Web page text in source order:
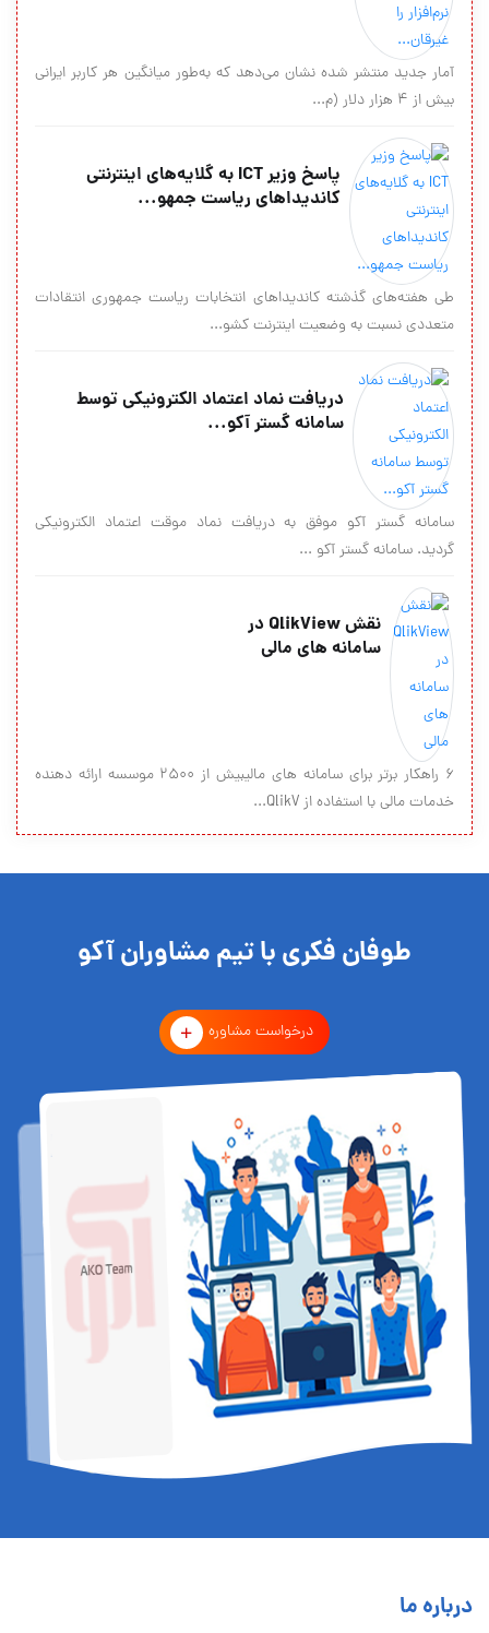
آمار جدید منتشر شده نشان می‌دهد که به‌طور میانگین هر کاربر ایرانی
بیش از ۴ هزار دلار (م...
پاسخ وزیر ICT به گلایه‌های اینترنتی
کاندیداهای ریاست جمهو...
طی هفته‌های گذشته کاندیداهای انتخابات ریاست جمهوری انتقادات
متعددی نسبت به وضعیت اینترنت کشو...
دريافت نماد اعتماد الكترونيكی توسط
سامانه گستر آکو...
سامانه گستر آکو موفق به دريافت نماد موقت اعتماد الكترونيكي
گرديد. سامانه گستر آکو ...
نقش QlikView در
سامانه های مالی
۶ راهکار برتر برای سامانه های مالیبیش از ۲۵۰۰ موسسه ارائه دهنده
خدمات مالی با استفاده از QlikV...
طوفان فکری با تیم مشاوران آکو
درخواست مشاوره
درباره ما